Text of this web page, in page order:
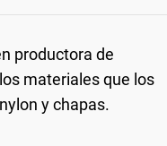
productora de
materiales que los
y chapas.